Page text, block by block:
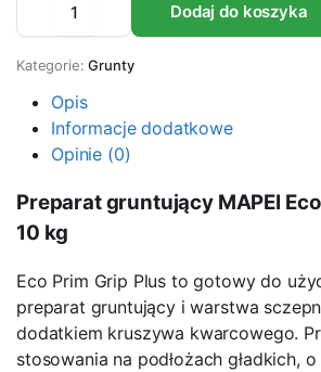
gruntujący
MAPEI
ECO
PRIM
GRIP
PLUS
10kg
ilość
Dodaj do koszyka
Kategorie: Grunty
Opis
Informacje dodatkowe
Opinie (0)
Preparat gruntujący MAPEI
10 kg
Eco Prim Grip Plus to gotowy do
preparat gruntujący i warstwa
dodatkiem kruszywa kwarcowego.
stosowania na podłożach gładkich,